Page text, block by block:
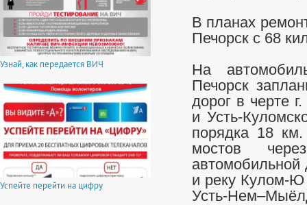
Узнай, как передается ВИЧ
Успейте перейти на цифру
В планах
Печорск с 68
На
Печорск
дорог в черте
и Усть-
порядка 18
мостов
автомобильной
и реку Кулом-Ю
Усть-